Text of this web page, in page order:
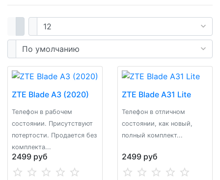
ZTE Blade A3 (2020)
Телефон в рабочем
состоянии. Присутствуют
потертости. Продается без
комплекта...
2499 руб
ZTE Blade A31 Lite
Телефон в отличном
состоянии, как новый,
полный комплект...
2499 руб